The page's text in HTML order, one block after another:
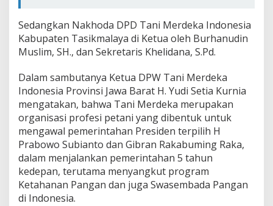
Sedangkan Nakhoda DPD Tani Merdeka Indonesia
Kabupaten Tasikmalaya di Ketua oleh Burhanudin
Muslim, SH., dan Sekretaris Khelidana, S.Pd.
Dalam sambutanya Ketua DPW Tani Merdeka
Indonesia Provinsi Jawa Barat H. Yudi Setia Kurnia
mengatakan, bahwa Tani Merdeka merupakan
organisasi profesi petani yang dibentuk untuk
mengawal pemerintahan Presiden terpilih H
Prabowo Subianto dan Gibran Rakabuming Raka,
dalam menjalankan pemerintahan 5 tahun
kedepan, terutama menyangkut program
Ketahanan Pangan dan juga Swasembada Pangan
di Indonesia.